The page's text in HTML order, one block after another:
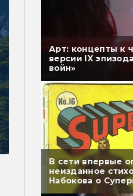
Арт: концепты к
версии IX
войн»
В сети впервые
неизданное
Набокова о
перевели